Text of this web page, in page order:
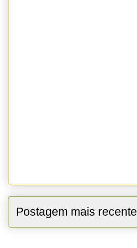
Postagem mais recente